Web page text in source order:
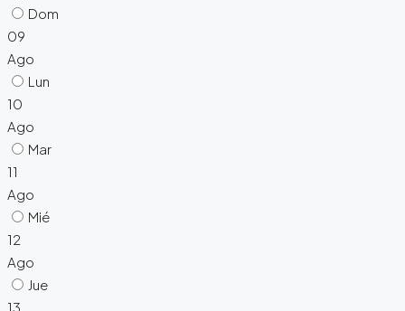
Dom
09
Ago
Lun
10
Ago
Mar
11
Ago
Mié
12
Ago
Jue
13